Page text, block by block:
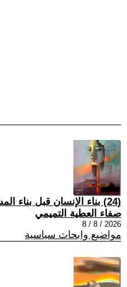
(24) بناء الإنسان قبل بناء المشاريع
صفاء العطية التميمي
2026 / 8 / 8
مواضيع وابحاث سياسية